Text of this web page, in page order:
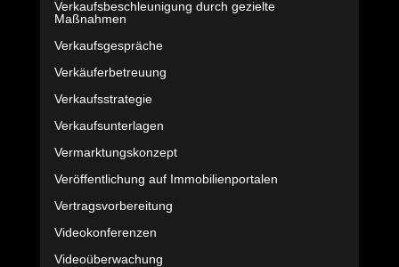
Verkaufsbeschleunigung durch gezielte
Maßnahmen
Verkaufsgespräche
Verkäuferbetreuung
Verkaufsstrategie
Verkaufsunterlagen
Vermarktungskonzept
Veröffentlichung auf Immobilienportalen
Vertragsvorbereitung
Videokonferenzen
Videoüberwachung